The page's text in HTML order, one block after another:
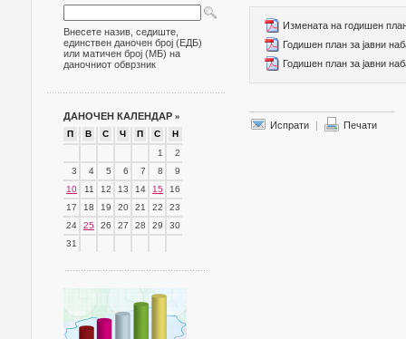
Внесете назив, седиште,
единствен даночен број (ЕДБ)
или матичен број (МБ) на
даночниот обврзник
ДАНОЧЕН КАЛЕНДАР »
П В С Ч П С
Н
1
2
3
4 5 6 7 8
9
10
11 12 13 14 15
16
17
18 19 20 21 22
23
24
25 26 27 28 29
30
31
Измената на годишен
Годишен план за јавни
Годишен план за јавни
Испрати | Печати